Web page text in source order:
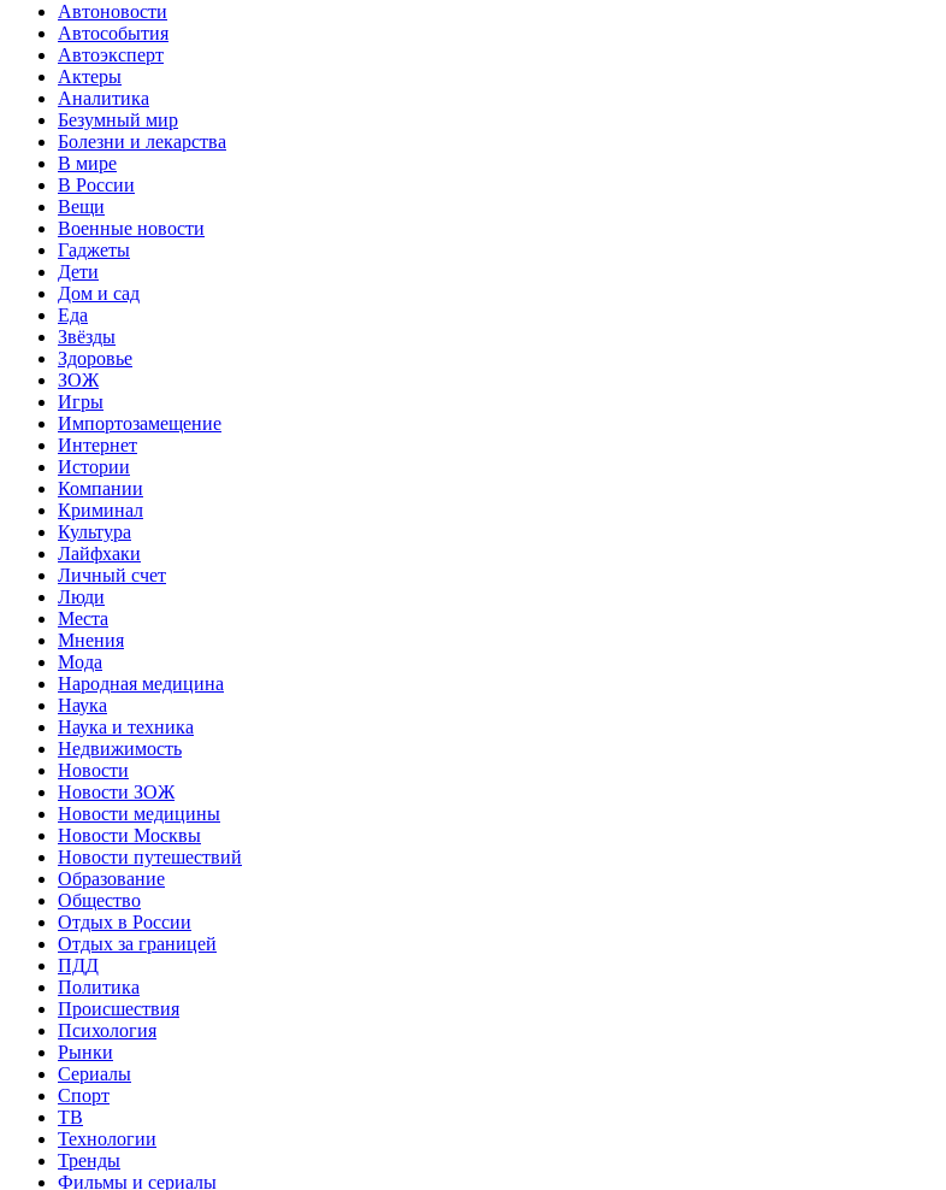
Автоновости
Автособытия
Автоэксперт
Актеры
Аналитика
Безумный мир
Болезни и лекарства
В мире
В России
Вещи
Военные новости
Гаджеты
Дети
Дом и сад
Еда
Звёзды
Здоровье
ЗОЖ
Игры
Импортозамещение
Интернет
Истории
Компании
Криминал
Культура
Лайфхаки
Личный счет
Люди
Места
Мнения
Мода
Народная медицина
Наука
Наука и техника
Недвижимость
Новости
Новости ЗОЖ
Новости медицины
Новости Москвы
Новости путешествий
Образование
Общество
Отдых в России
Отдых за границей
ПДД
Политика
Происшествия
Психология
Рынки
Сериалы
Спорт
ТВ
Технологии
Тренды
Фильмы и сериалы